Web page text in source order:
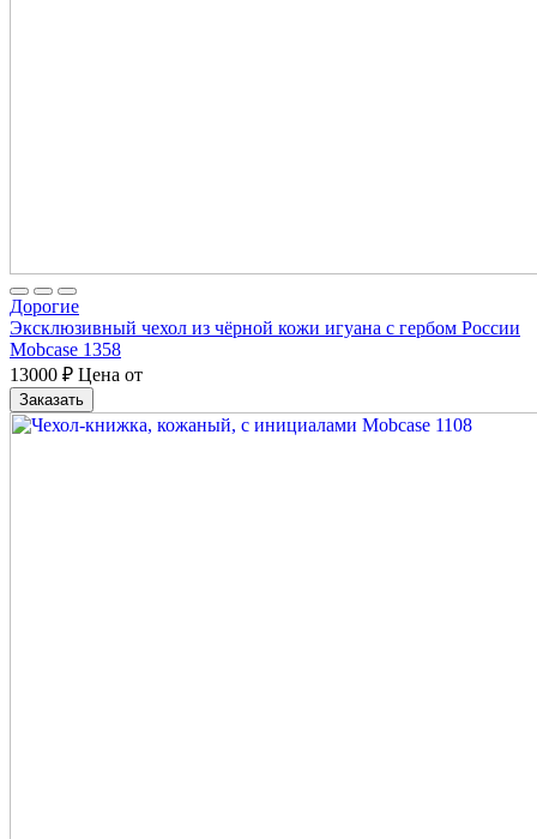
Дорогие
Эксклюзивный чехол из чёрной кожи игуана с гербом России
Mobcase 1358
13000 ₽ Цена от
Заказать